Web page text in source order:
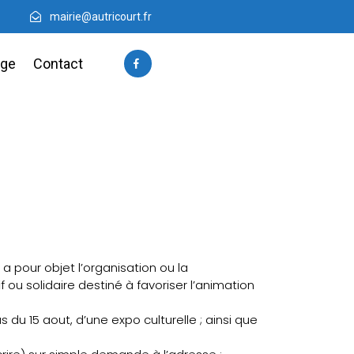
mairie@autricourt.fr
Contact
pour objet l’organisation ou la
solidaire destiné à favoriser l’animation
15 aout, d’une expo culturelle ; ainsi que